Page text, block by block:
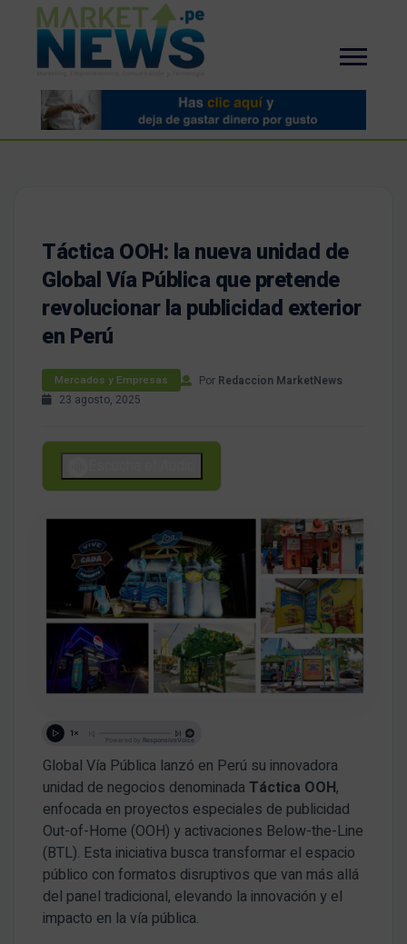
Táctica OOH: la nueva unidad de
Global Vía Pública que pretende
revolucionar la publicidad exterior
en Perú
Mercados y Empresas Por Redaccion MarketNews
23 agosto, 2025
Global Vía Pública lanzó en Perú su innovadora
unidad de negocios denominadaTáctica OOH,
enfocada en proyectos especiales de publicidad
Out-of-Home (OOH) y activaciones Below-the-Line
(BTL). Esta iniciativa busca transformar el espacio
público con formatos disruptivos que van más allá
del panel tradicional, elevando la innovación y el
impacto en la vía pública.